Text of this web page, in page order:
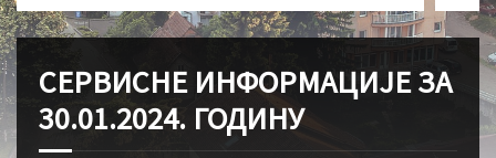
СЕРВИСНЕ ИНФОРМАЦИЈЕ ЗА
30.01.2024. ГОДИНУ